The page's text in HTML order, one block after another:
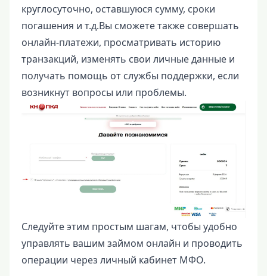
круглосуточно, оставшуюся сумму, сроки
погашения и т.д.Вы сможете также совершать
онлайн-платежи, просматривать историю
транзакций, изменять свои личные данные и
получать помощь от службы поддержки, если
возникнут вопросы или проблемы.
Следуйте этим простым шагам, чтобы удобно
управлять вашим займом онлайн и проводить
операции через личный кабинет МФО.